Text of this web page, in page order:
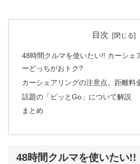
目次
48時間クルマを使いたい!! カーシェ
ーどっちがおトク?
カーシェアリングの注意点。距離料
話題の「ピッとGo」について解説
まとめ
48時間クルマを使いたい!!